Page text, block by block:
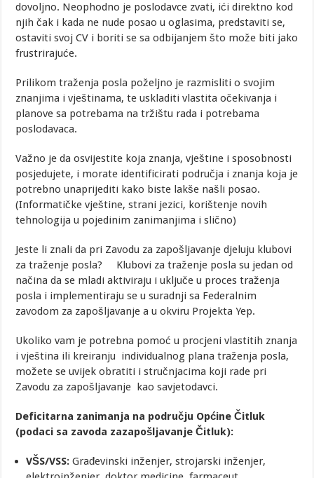
dovoljno. Neophodno je poslodavce zvati, ići direktno kod
njih čak i kada ne nude posao u oglasima, predstaviti se,
ostaviti svoj CV i boriti se sa odbijanjem što može biti jako
frustrirajuće.
Prilikom traženja posla poželjno je razmisliti o svojim
znanjima i vještinama, te uskladiti vlastita očekivanja i
planove sa potrebama na tržištu rada i potrebama
poslodavaca.
Važno je da osvijestite koja znanja, vještine i sposobnosti
posjedujete, i morate identificirati područja i znanja koja je
potrebno unaprijediti kako biste lakše našli posao.
(Informatičke vještine, strani jezici, korištenje novih
tehnologija u pojedinim zanimanjima i slično)
Jeste li znali da pri Zavodu za zapošljavanje djeluju klubovi
za traženje posla?
Klubovi za traženje posla su jedan od
načina da se mladi aktiviraju i uključe u proces traženja
posla i implementiraju se u suradnji sa Federalnim
zavodom za zapošljavanje a u okviru Projekta Yep.
Ukoliko vam je potrebna pomoć u procjeni vlastitih znanja
i vještina ili kreiranju individualnog plana traženja posla,
možete se uvijek obratiti i stručnjacima koji rade pri
Zavodu za zapošljavanje kao savjetodavci.
Deficitarna zanimanja na području Općine Čitluk
(podaci sa zavoda zazapošljavanje Čitluk):
VŠS/VSS:Građevinski inženjer, strojarski inženjer,